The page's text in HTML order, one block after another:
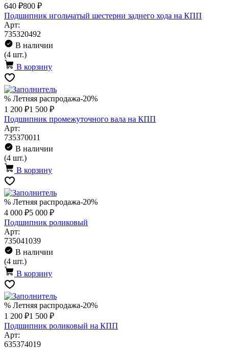
640 ₽800 ₽
Подшипник игольчатый шестерни заднего хода на КПП
Арт:
735320492
В наличии
(4 шт.)
В корзину
% Летняя распродажа-20%
1 200 ₽1 500 ₽
Подшипник промежуточного вала на КПП
Арт:
735370011
В наличии
(4 шт.)
В корзину
% Летняя распродажа-20%
4 000 ₽5 000 ₽
Подшипник роликовый
Арт:
735041039
В наличии
(4 шт.)
В корзину
% Летняя распродажа-20%
1 200 ₽1 500 ₽
Подшипник роликовый на КПП
Арт:
635374019